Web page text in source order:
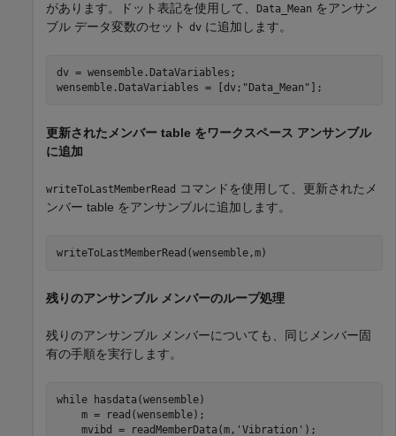
があります。ドット表記を使用して、
Data_Mean をアンサン
ブル データ変数のセット dv に追加します。
dv = wensemble.DataVariables;
wensemble.DataVariables = [dv; "Data_Mean" ];
更新されたメンバー table をワークスペース アンサンブル
に追加
writeToLastMemberRead コマンドを使用して、更新されたメ
ンバー table をアンサンブルに追加します。
writeToLastMemberRead(wensemble,m)
残りのアンサンブル メンバーのループ処理
残りのアンサンブル メンバーについても、同じメンバー固
有の手順を実行します。
while hasdata(wensemble)
    m = read(wensemble);
    mvibd = readMemberData(m,
'Vibration' );